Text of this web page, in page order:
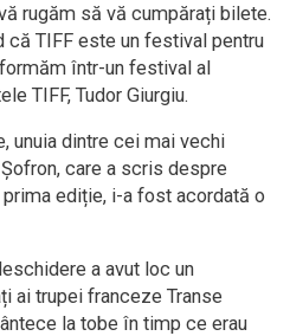
rugăm să vă cumpărați bilete.
că TIFF este un festival pentru
într-un festival al
TIFF, Tudor Giurgiu.
unuia dintre cei mai vechi
care a scris despre
ediție, i-a fost acordată o
a avut loc un
ai trupei franceze Transe
la tobe în timp ce erau